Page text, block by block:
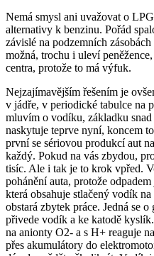
Nemá smysl ani uvažovat o
alternativy k benzinu. Pořád
závislé na podzemních
možná, trochu i uleví
centra, protože to má výfuk.
Nejzajímavějším řešením je
v jádře, v periodické tabulce na
mluvím o vodíku, základku
naskytuje teprve nyní, koncem
první se sériovou produkcí aut
každý. Pokud na vás zbydou,
tisíc. Ale i tak je to krok vpřed.
pohánění auta, protože
která obsahuje stlačený vodík
obstará zbytek práce. Jedná se
přivede vodík a ke katodě
na anionty O2- a s H+ reaguje
přes akumulátory do